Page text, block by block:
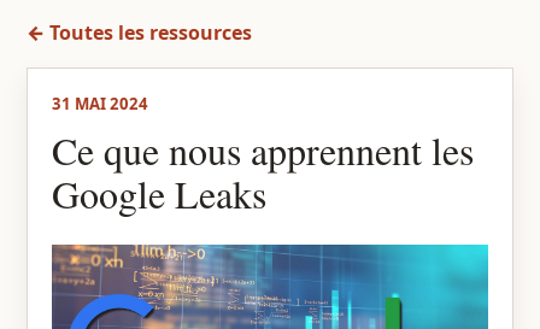
← Toutes les ressources
31 MAI 2024
Ce que nous apprennent les
Google Leaks